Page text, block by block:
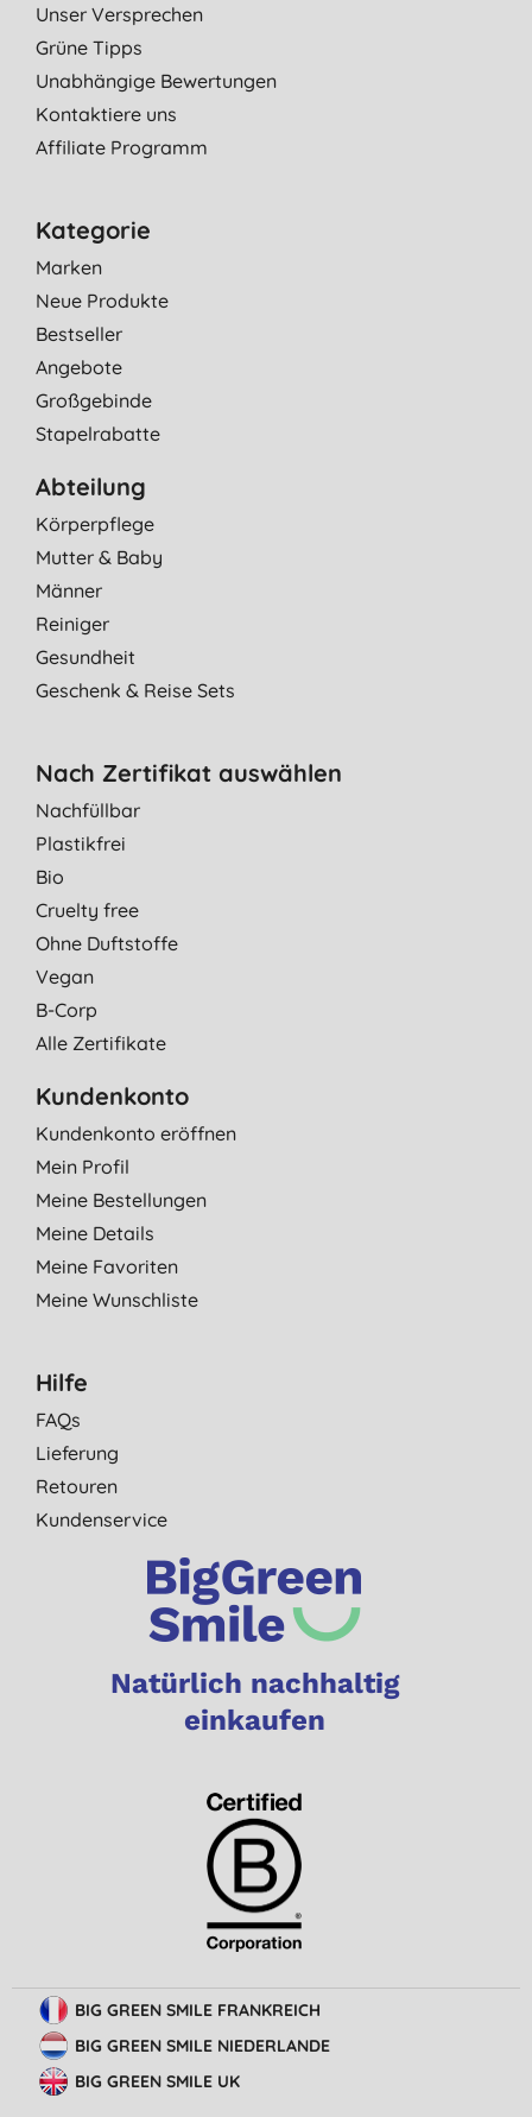
Unser Versprechen
Grüne Tipps
Unabhängige Bewertungen
Kontaktiere uns
Affiliate Programm
Kategorie
Marken
Neue Produkte
Bestseller
Angebote
Großgebinde
Stapelrabatte
Abteilung
Körperpflege
Mutter & Baby
Männer
Reiniger
Gesundheit
Geschenk & Reise Sets
Nach Zertifikat auswählen
Nachfüllbar
Plastikfrei
Bio
Cruelty free
Ohne Duftstoffe
Vegan
B-Corp
Alle Zertifikate
Kundenkonto
Kundenkonto eröffnen
Mein Profil
Meine Bestellungen
Meine Details
Meine Favoriten
Meine Wunschliste
Hilfe
FAQs
Lieferung
Retouren
Kundenservice
Natürlich nachhaltig
einkaufen
BIG GREEN SMILE FRANKREICH
BIG GREEN SMILE NIEDERLANDE
BIG GREEN SMILE UK